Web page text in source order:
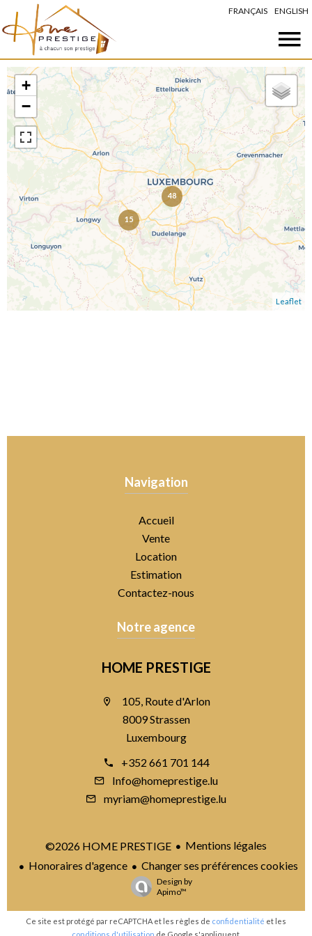
FRANÇAIS ENGLISH
15
48
+
−
Leaflet
Navigation
Accueil
Vente
Location
Estimation
Contactez-nous
Notre agence
HOME PRESTIGE
105, Route d'Arlon
8009 Strassen
Luxembourg
+352 661 701 144
Info@homeprestige.lu
myriam@homeprestige.lu
©2026 HOME PRESTIGE
Mentions légales
Honoraires d'agence
Changer ses préférences cookies
Design by
Apimo™
Ce site est protégé par reCAPTCHA et les règles de confidentialité et les
conditions d'utilisation de Google s'appliquent.